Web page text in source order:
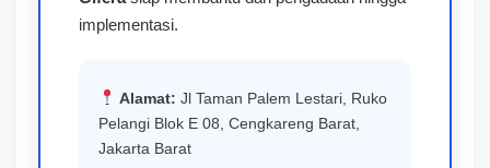
implementasi.
Alamat: Jl Taman Palem Lestari, Ruko
Pelangi Blok E 08, Cengkareng Barat,
Jakarta Barat